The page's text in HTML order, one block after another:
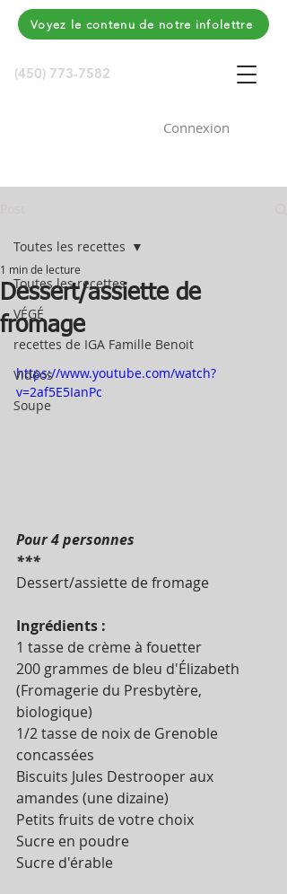
(450) 773-7582
Connexion
Voyez le contenu de notre infolettre
Toutes les recettes
VÉGÉ
recettes de IGA Famille Benoit
Vidéos
Soupe
Toutes les recettes
Dessert/assiette de
fromage
1 min de lecture
https://www.youtube.com/watch?
v=2af5E5IanPc
Pour 4 personnes
***
Dessert/assiette de fromage
Ingrédients :
1 tasse de crème à fouetter
200 grammes de bleu d'Élizabeth
(Fromagerie du Presbytère,
biologique)
1/2 tasse de noix de Grenoble
concassées
Biscuits Jules Destrooper aux
amandes (une dizaine)
Petits fruits de votre choix
Sucre en poudre
Sucre d'érable